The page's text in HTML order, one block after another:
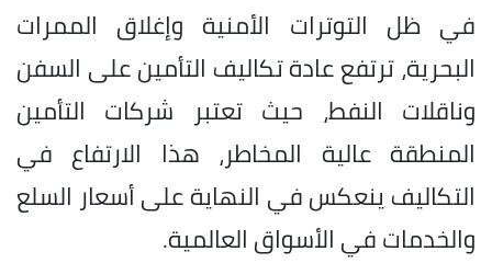
في ظل التوترات الأمنية وإغلاق الممرات
البحرية، ترتفع عادة تكاليف التأمين على السفن
وناقلات النفط، حيث تعتبر شركات التأمين
المنطقة عالية المخاطر، هذا الارتفاع في
التكاليف ينعكس في النهاية على أسعار السلع
والخدمات في الأسواق العالمية.